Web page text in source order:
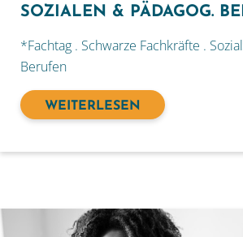
SOZIALEN & PÄDAGOG.
*Fachtag . Schwarze Fachkräfte .
Berufen
WEITERLESEN